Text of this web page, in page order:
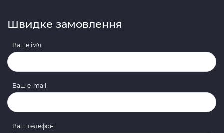
Швидке замовлення
Ваше ім'я
Ваш e-mail
Ваш телефон